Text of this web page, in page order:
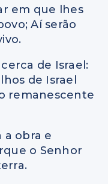
em que lhes
Aí serão
de Israel:
de Israel
remanescente
a obra e
o Senhor